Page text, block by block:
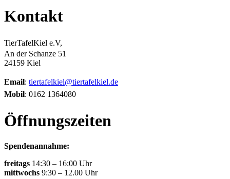
Kontakt
TierTafelKiel e.V,
An der Schanze 51
24159 Kiel
Email: tiertafelkiel@tiertafelkiel.de
Mobil: 0162 1364080
Öffnungszeiten
Spendenannahme:
freitags 14:30 – 16:00 Uhr
mittwochs 9:30 – 12.00 Uhr